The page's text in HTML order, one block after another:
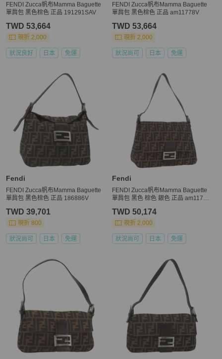
FENDI Zucca帆布Mamma Baguette
單肩包 黑色棕色 正品 191291SAV
TWD 53,664
現折 2,000
狀況良好 日本 免運
FENDI Zucca帆布Mamma Baguette
單肩包 黑色棕色 正品 am11778V
TWD 53,664
現折 2,000
狀況尚可 日本 免運
Fendi
FENDI Zucca帆布Mamma Baguette
單肩包 黑色棕色 正品 186886V
TWD 39,701
現折 800
狀況尚可 日本 免運
Fendi
FENDI Zucca帆布Mamma Baguette
單肩包 黑色 棕色 銀色 正品 am11783
TWD 50,174
現折 2,000
狀況尚可 日本 免運